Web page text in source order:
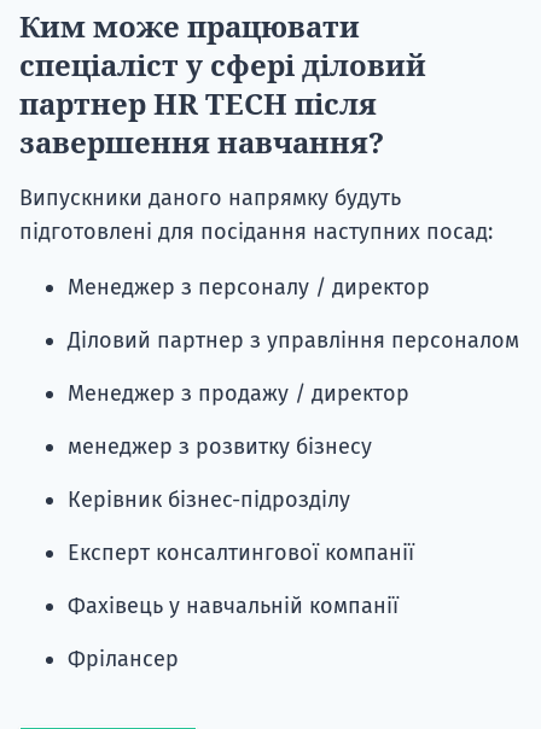
Ким може працювати
спеціаліст у сфері діловий
партнер HR TECH після
завершення навчання?
Випускники даного напрямку будуть
підготовлені для посідання наступних посад:
Менеджер з персоналу / директор
Діловий партнер з управління персоналом
Менеджер з продажу / директор
менеджер з розвитку бізнесу
Керівник бізнес-підрозділу
Експерт консалтингової компанії
Фахівець у навчальній компанії
Фрілансер